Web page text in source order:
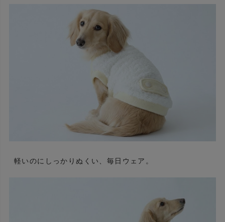
軽いのにしっかりぬくい、毎日ウェア。